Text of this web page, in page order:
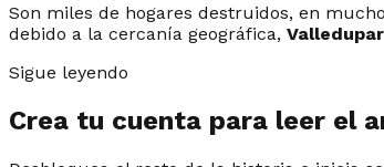
Son miles de hogares destruidos, en
debido a la cercanía geográfica, Valledupar
Sigue leyendo
Crea tu cuenta para leer el